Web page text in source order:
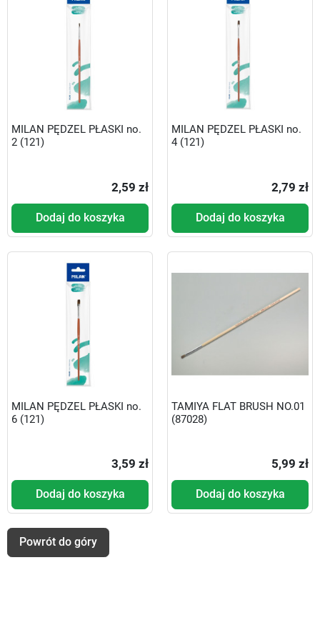
MILAN PĘDZEL PŁASKI no.
2 (121)
2,59 zł
Dodaj do koszyka
MILAN PĘDZEL PŁASKI no.
4 (121)
2,79 zł
Dodaj do koszyka
MILAN PĘDZEL PŁASKI no.
6 (121)
3,59 zł
Dodaj do koszyka
TAMIYA FLAT BRUSH NO.01
(87028)
5,99 zł
Dodaj do koszyka
Powrót do góry